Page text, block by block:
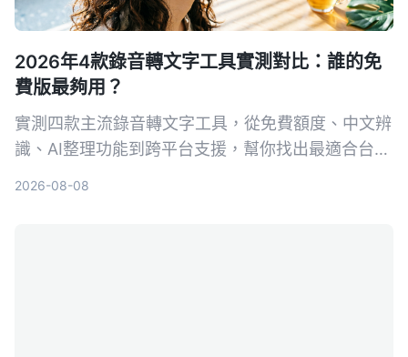
2026年4款錄音轉文字工具實測對比：誰的免
費版最夠用？
實測四款主流錄音轉文字工具，從免費額度、中文辨
識、AI整理功能到跨平台支援，幫你找出最適合台灣
2026-08-08